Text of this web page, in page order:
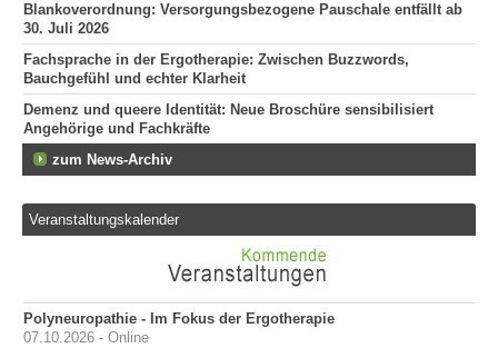
Blankoverordnung: Versorgungsbezogene Pauschale entfällt ab
30. Juli 2026
Fachsprache in der Ergotherapie: Zwischen Buzzwords,
Bauchgefühl und echter Klarheit
Demenz und queere Identität: Neue Broschüre sensibilisiert
Angehörige und Fachkräfte
zum News-Archiv
Veranstaltungskalender
Polyneuropathie - Im Fokus der Ergotherapie
07.10.2026 - Online